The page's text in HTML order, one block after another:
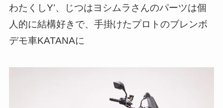
わたくしY’、じつはヨシムラさんのパーツは個
人的に結構好きで、手掛けたプロトのブレンボ
デモ車KATANAに